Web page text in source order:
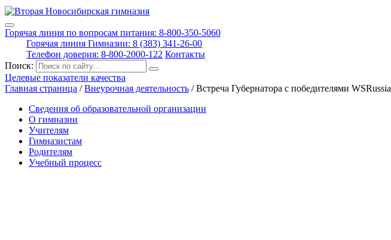
Горячая линия по вопросам питания: 8-800-350-5060
Горячая линия Гимназии: 8 (383) 341-26-00
Телефон доверия: 8-800-2000-122 Контакты
Поиск:
Целевые показатели качества
Главная страница /Внеурочная деятельность /Встреча Губернатора с победителями WSRussia
Сведения об образовательной организации
О гимназии
Учителям
Гимназистам
Родителям
Учебный процесс